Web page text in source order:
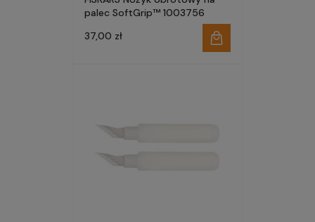
palec SoftGrip™ 1003756
37,00 zł